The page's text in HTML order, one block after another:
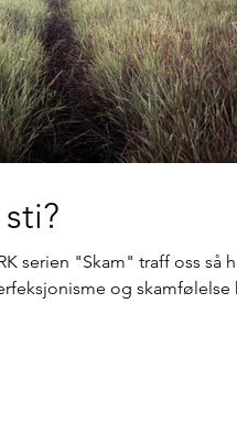
serien "Skam" traff oss så
og skamfølelse